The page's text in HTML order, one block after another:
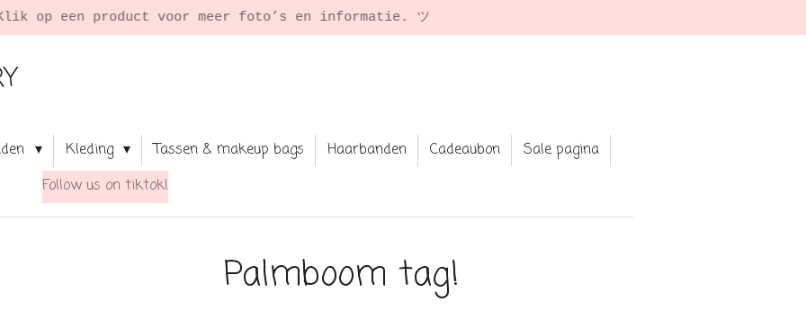
op een product voor meer foto’s en informatie. ツ
Kleding Tassen & makeup bags Haarbanden Cadeaubon
Sale pagina
Follow us on tiktok!
Palmboom tag!